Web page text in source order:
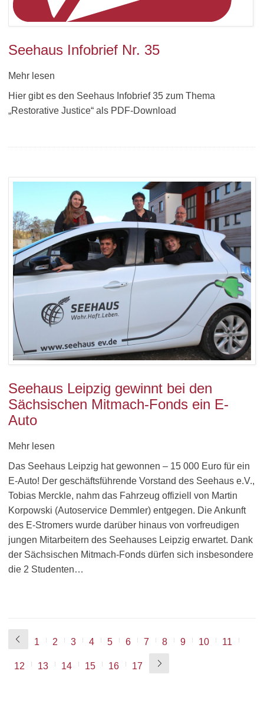
Seehaus Infobrief Nr. 35
Mehr lesen
Hier gibt es den Seehaus Infobrief 35 zum Thema
„Restorative Justice“ als PDF-Download
Seehaus Leipzig gewinnt bei den
Sächsischen Mitmach-Fonds ein E-
Auto
Mehr lesen
Das Seehaus Leipzig hat gewonnen – 15 000 Euro für ein
E-Auto! Der geschäftsführende Vorstand des Seehaus e.V.,
Tobias Merckle, nahm das Fahrzeug offiziell von Martin
Korpowski (Autoservice Demmler) entgegen. Die Ankunft
des E-Stromers wurde darüber hinaus von vorfreudigen
jungen Mitarbeitern des Seehauses Leipzig erwartet. Dank
der Sächsischen Mitmach-Fonds dürfen sich insbesondere
die 2 Studenten…
1 2 3 4 5 6 7 8 9 10 11
12 13 14 15 16 17